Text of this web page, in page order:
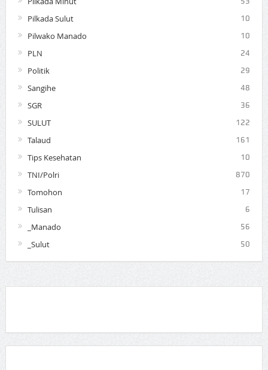
Pilkada Sulut 10
Pilwako Manado 10
PLN 24
Politik 29
Sangihe 48
SGR 36
SULUT 122
Talaud 161
Tips Kesehatan 10
TNI/Polri 870
Tomohon 17
Tulisan 6
_Manado 56
_Sulut 50